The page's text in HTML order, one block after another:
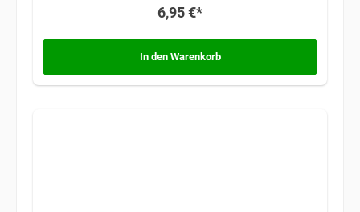
6,95 €*
In den Warenkorb